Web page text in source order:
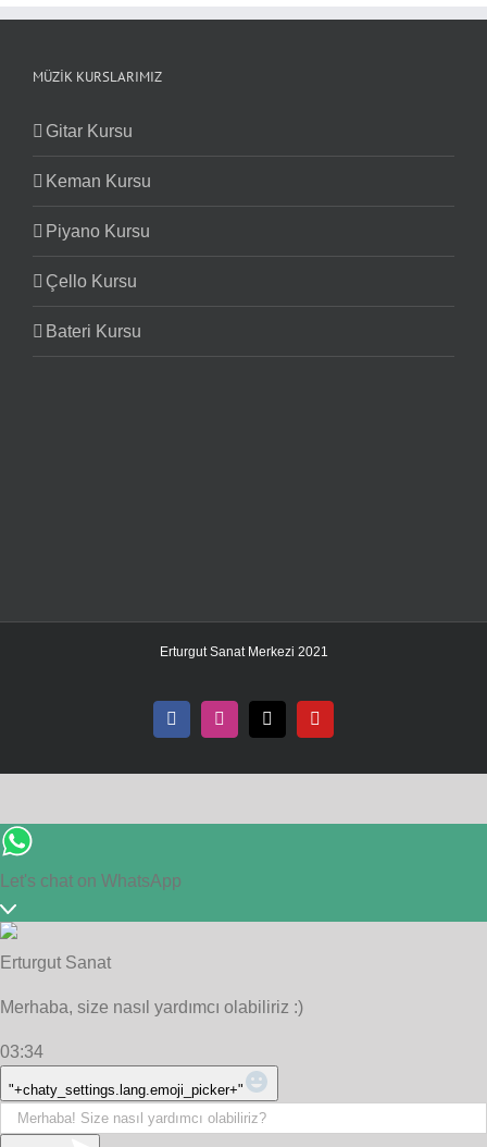
MÜZIK KURSLARIMIZ
Gitar Kursu
Keman Kursu
Piyano Kursu
Çello Kursu
Bateri Kursu
Erturgut Sanat Merkezi 2021
FacebookInstagram
X YouTube
Let's chat on WhatsApp
Erturgut Sanat
Merhaba, size nasıl yardımcı olabiliriz :)
03:34
"+chaty_settings.lang.emoji_picker+"
Message